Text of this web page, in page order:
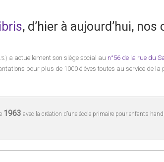
, d’hier à aujourd’hui,
a actuellement son siège social au n°56 de la rue du
pour plus de 1000 élèves toutes au service de la
1963 avec la création d’une école primaire pour enfants